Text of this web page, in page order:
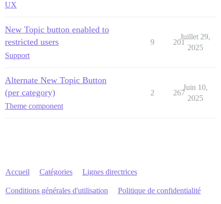
UX
New Topic button enabled to
restricted users
Support
9 201
Juillet 29,
2025
Alternate New Topic Button
(per category)
Theme component
2 267
Juin 10,
2025
Accueil Catégories Lignes directrices
Conditions générales d'utilisation Politique de confidentialité